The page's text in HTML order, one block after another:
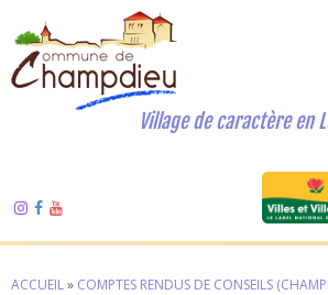
Village de caractère en
ACCUEIL» COMPTES RENDUS DE CONSEILS